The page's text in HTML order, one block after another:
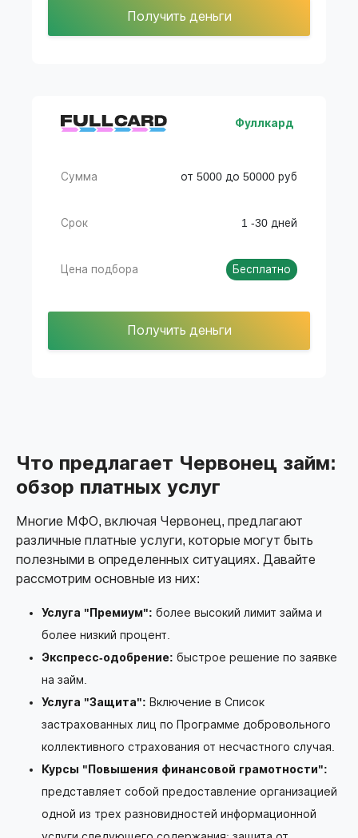
Получить деньги
Фуллкард
Сумма от 5000 до 50000 руб
Срок 1 -30 дней
Цена подбора Бесплатно
Получить деньги
Что предлагает Червонец займ:
обзор платных услуг
Многие МФО, включая Червонец, предлагают
различные платные услуги, которые могут быть
полезными в определенных ситуациях. Давайте
рассмотрим основные из них:
Услуга "Премиум": более высокий лимит займа и
более низкий процент.
Экспресс-одобрение: быстрое решение по заявке
на займ.
Услуга "Защита": Включение в Список
застрахованных лиц по Программе добровольного
коллективного страхования от несчастного случая.
Курсы "Повышения финансовой грамотности":
представляет собой предоставление организацией
одной из трех разновидностей информационной